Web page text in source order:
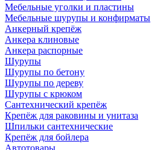
Мебельные уголки и пластины
Мебельные шурупы и конфирматы
Анкерный крепёж
Анкера клиновые
Анкера распорные
Шурупы
Шурупы по бетону
Шурупы по дереву
Шурупы с крюком
Сантехнический крепёж
Крепёж для раковины и унитаза
Шпильки сантехнические
Крепёж для бойлера
Автотовары